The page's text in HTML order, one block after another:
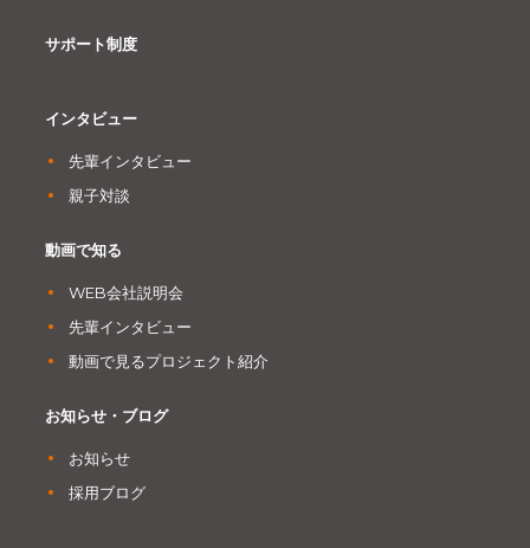
サポート制度
インタビュー
先輩インタビュー
親子対談
動画で知る
WEB会社説明会
先輩インタビュー
動画で見るプロジェクト紹介
お知らせ・ブログ
お知らせ
採用ブログ